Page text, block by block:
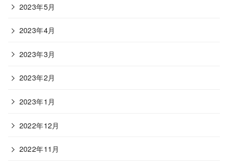
2023年5月
2023年4月
2023年3月
2023年2月
2023年1月
2022年12月
2022年11月